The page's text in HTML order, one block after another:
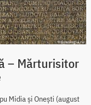
– Mărturisitor
Midia și Onești (august